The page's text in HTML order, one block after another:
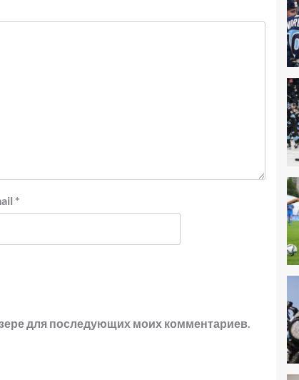
*
для последующих моих комментариев.